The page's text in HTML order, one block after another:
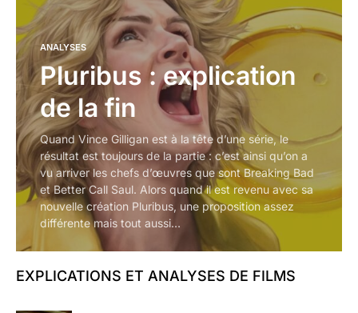
ANALYSES
Pluribus : explication
de la fin
Quand Vince Gilligan est à la tête d’une série, le
résultat est toujours de la partie : c’est ainsi qu’on a
vu arriver les chefs d’œuvres que sont Breaking Bad
et Better Call Saul. Alors quand il est revenu avec sa
nouvelle création Pluribus, une proposition assez
différente mais tout aussi…
EXPLICATIONS ET ANALYSES DE FILMS